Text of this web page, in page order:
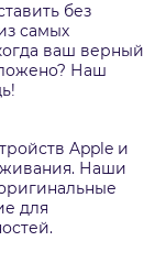
без
самых
ваш верный
Наш
Apple и
Наши
для